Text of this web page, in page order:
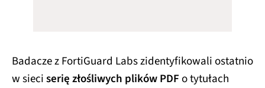
Badacze z FortiGuard Labs zidentyfikowali ostatnio
w sieciserię złośliwych plików PDFo tytułach